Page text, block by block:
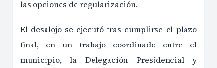
las opciones de regularización.
El desalojo se ejecutó tras cumplirse el plazo
final, en un trabajo coordinado entre el
municipio, la Delegación Presidencial y